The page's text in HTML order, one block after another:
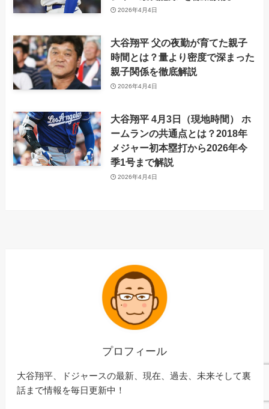
2026年4月4日
大谷翔平 父の夜勤が育てた親子
時間とは？量より密度で深まった
親子関係を徹底解説
2026年4月4日
大谷翔平 4月3日（現地時間） ホ
ームランの共通点とは？2018年
メジャー初本塁打から2026年今
季1号まで解説
2026年4月4日
プロフィール
大谷翔平、ドジャースの最新、現在、過去、未来そして裏
話まで情報を毎日更新中！